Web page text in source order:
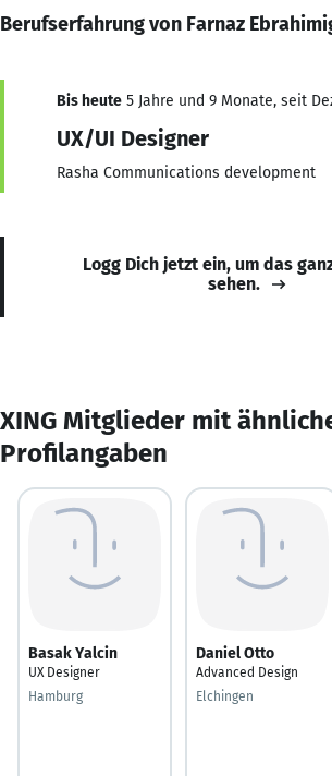
Berufserfahrung von Farnaz
Bis heute 5 Jahre und 9 Monate, seit
UX/UI Designer
Rasha Communications development
Logg Dich jetzt ein, um das
sehen.
XING Mitglieder mit
Profilangaben
Basak Yalcin
UX Designer
Hamburg
Daniel Otto
Advanced Design
Elchingen